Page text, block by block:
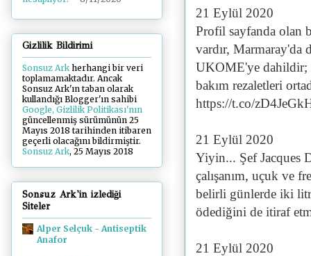
21 Eylül 2020
Profil sayfanda olan
vardır, Marmaray'da
UKOME'ye dahildir;
bakım rezaletleri
https://t.co/
21 Eylül 2020
Yiyin... Şef Jacques
çalışanım, uçuk ve
belirli günlerde iki
ödediğini de itiraf
21 Eylül 2020
Gizlilik Bildirimi
Sonsuz Arkherhangi bir veri
toplamamaktadır. Ancak
Sonsuz Ark'ın taban olarak
kullandığı Blogger'ın sahibi
Google, Gizlilik Politikası'nın
güncellenmiş sürümünün 25
Mayıs 2018 tarihinden itibaren
geçerli olacağını bildirmiştir.
Sonsuz Ark, 25 Mayıs 2018
Sonsuz Ark'in izlediği
Siteler
Alper Selçuk - Antiseptik
Anafor